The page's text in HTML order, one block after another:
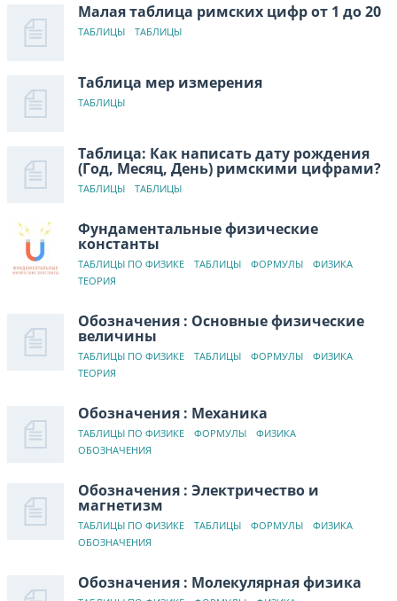
Малая таблица римских цифр от 1 до 20
ТАБЛИЦЫ ТАБЛИЦЫ
Таблица мер измерения
ТАБЛИЦЫ
Таблица: Как написать дату рождения
(Год, Месяц, День) римскими цифрами?
ТАБЛИЦЫ ТАБЛИЦЫ
Фундаментальные физические
константы
ТАБЛИЦЫ ПО ФИЗИКЕ ТАБЛИЦЫ ФОРМУЛЫ
ФИЗИКА
ТЕОРИЯ
Обозначения : Основные физические
величины
ТАБЛИЦЫ ПО ФИЗИКЕ ТАБЛИЦЫ ФОРМУЛЫ
ФИЗИКА
ТЕОРИЯ
Обозначения : Механика
ТАБЛИЦЫ ПО ФИЗИКЕ ФОРМУЛЫ
ФИЗИКА
ОБОЗНАЧЕНИЯ
Обозначения : Электричество и
магнетизм
ТАБЛИЦЫ ПО ФИЗИКЕ ТАБЛИЦЫ ФОРМУЛЫ
ФИЗИКА
ОБОЗНАЧЕНИЯ
Обозначения : Молекулярная физика